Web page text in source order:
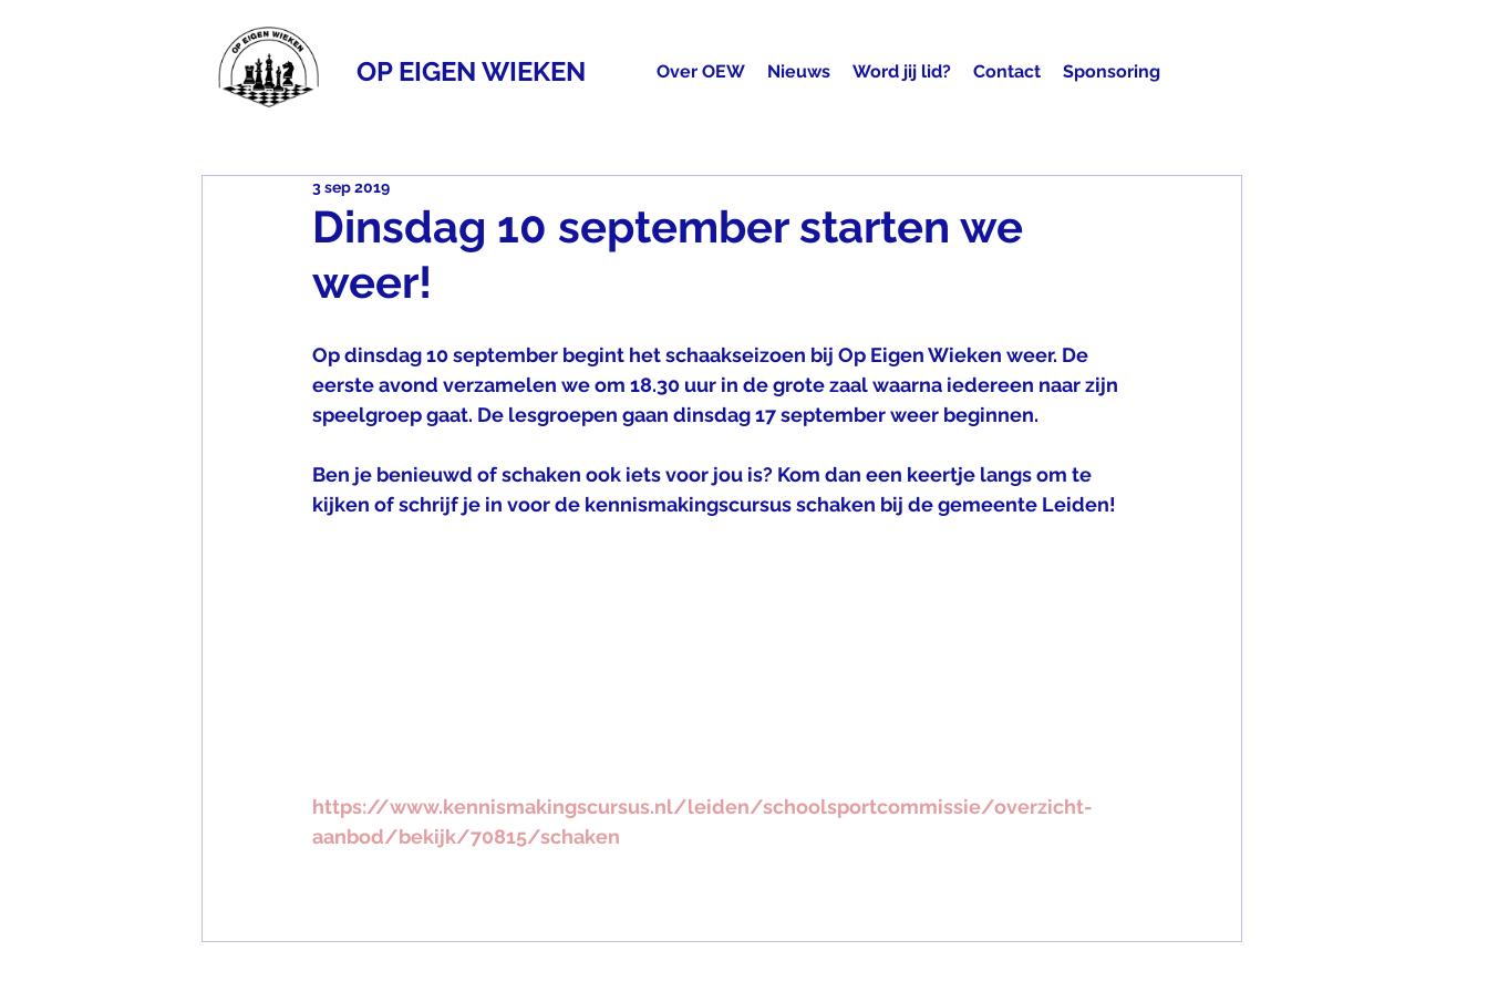
OP EIGEN WIEKEN Over OEW Nieuws Word jij lid? Contact Sponsoring
Dinsdag 10 september starten we
weer!
3 sep 2019
Op dinsdag 10 september begint het schaakseizoen bij Op Eigen Wieken weer. De
eerste avond verzamelen we om 18.30 uur in de grote zaal waarna iedereen naar zijn
speelgroep gaat. De lesgroepen gaan dinsdag 17 september weer beginnen.
Ben je benieuwd of schaken ook iets voor jou is? Kom dan een keertje langs om te
kijken of schrijf je in voor de kennismakingscursus schaken bij de gemeente Leiden!
https://www.kennismakingscursus.nl/leiden/schoolsportcommissie/overzicht-
aanbod/bekijk/70815/schaken